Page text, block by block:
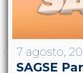
7 agosto,
SAGSE